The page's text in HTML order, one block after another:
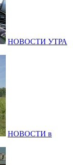
НОВОСТИ УТРА
НОВОСТИ в